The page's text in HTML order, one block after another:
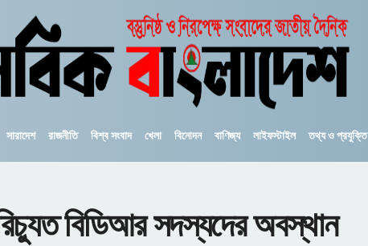
সারাদেশ রাজনীতি বিশ্ব সংবাদ খেলা বিনোদন বাণিজ্য লাইফস্টাইল তথ্য ও প্রযুক্তি
বিডিআর সদস্যদের অবস্থান